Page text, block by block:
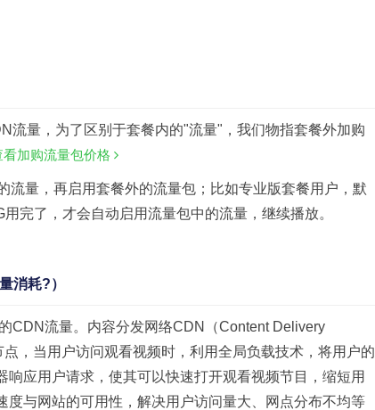
流量，为了区别于套餐内的"流量"，我们物指套餐外加购
看加购流量包价格
流量，再启用套餐外的流量包；比如专业版套餐用户，默
完了，才会自动启用流量包中的流量，继续播放。
消耗?）
CDN流量。内容分发网络CDN（Content Delivery
，当用户访问观看视频时，利用全局负载技术，将用户的
应用户请求，使其可以快速打开观看视频节目，缩短用
度与网站的可用性，解决用户访问量大、网点分布不均等